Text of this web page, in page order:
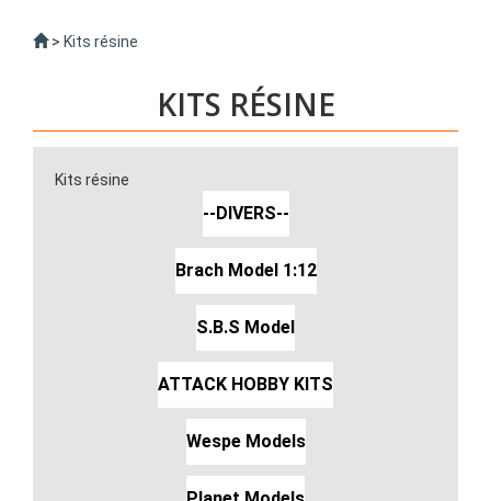
> Kits résine
KITS RÉSINE
Kits résine
--DIVERS--
Brach Model 1:12
S.B.S Model
ATTACK HOBBY KITS
Wespe Models